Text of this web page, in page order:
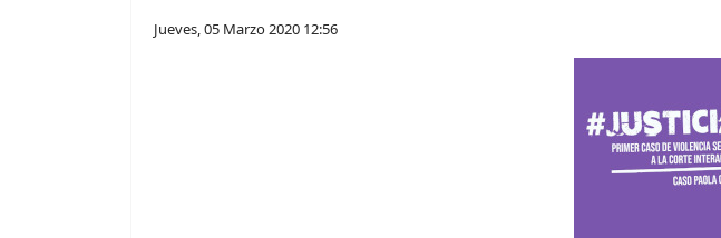
Jueves, 05 Marzo 2020 12:56